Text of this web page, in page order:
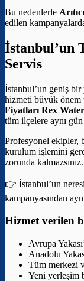
Bu nedenlerle
edilen
İstanbul’un
Servis
İstanbul’un geniş bir
hizmeti büyük önem
Fiyatları Rex
tüm ilçelere aynı
Profesyonel ekipler,
kurulum işlemini
zorunda kalmazsınız.
👉 İstanbul’un
kampanyasından
Hizmet verilen
Avrupa
Anadolu
Tüm merkezi
Yeni yerleşim